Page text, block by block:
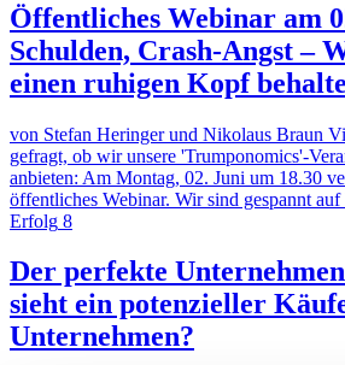
Öffentliches Webinar am
Schulden, Crash-Angst –
einen ruhigen Kopf
von Stefan Heringer und Nikolaus Braun
gefragt, ob wir unsere 'Trumponomics'-
anbieten: Am Montag, 02. Juni um 18.30
öffentliches Webinar. Wir sind gespannt
Erfolg 8
Der perfekte
sieht ein potenzieller
Unternehmen?